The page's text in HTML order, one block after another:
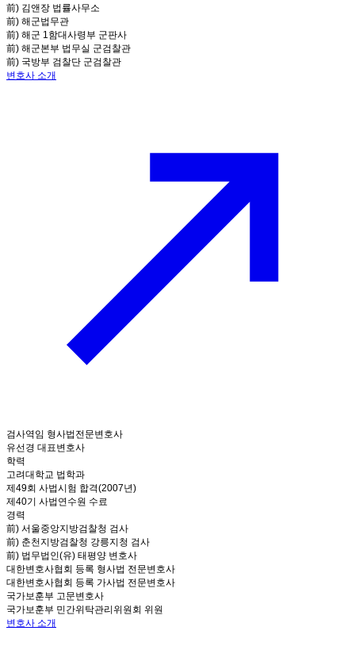
前) 김앤장 법률사무소
前) 해군법무관
前) 해군 1함대사령부 군판사
前) 해군본부 법무실 군검찰관
前) 국방부 검찰단 군검찰관
변호사 소개
검사역임 형사법전문변호사
유선경 대표변호사
학력
고려대학교 법학과
제49회 사법시험 합격(2007년)
제40기 사법연수원 수료
경력
前) 서울중앙지방검찰청 검사
前) 춘천지방검찰청 강릉지청 검사
前) 법무법인(유) 태평양 변호사
대한변호사협회 등록 형사법 전문변호사
대한변호사협회 등록 가사법 전문변호사
국가보훈부 고문변호사
국가보훈부 민간위탁관리위원회 위원
변호사 소개